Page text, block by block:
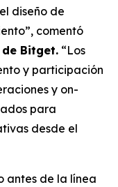
diseño de
comentó
Bitget. “Los
y participación
y on-
para
desde el
antes de la línea